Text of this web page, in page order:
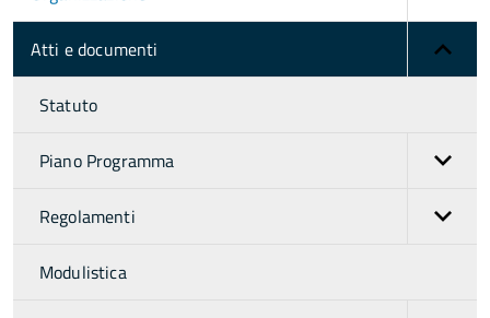
Atti e documenti
Statuto
Piano Programma
Regolamenti
Modulistica